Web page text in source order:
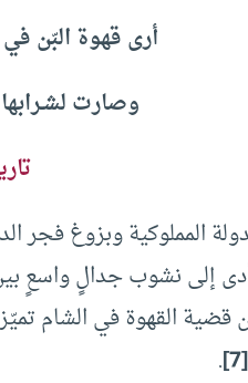
أرى قهوة البّن
وصارت
المملوكية وبزوغ فجر
إلى نشوب جدالٍ واسعٍ
قضية القهوة في الشام
[7]
.